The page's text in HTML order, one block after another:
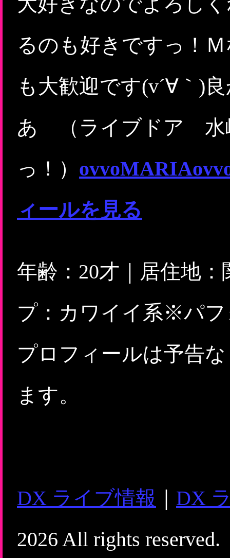
るのも好きですっ！
も大歓迎です(v´∀｀)
あ （ライブドア 水
っ！）
ィールを見る
年齢：20才｜居住地
プ：カワイイ系※パフ
プロフィールは予告
ます。
DX ライブ情報
DX
2026 All rights reserved.